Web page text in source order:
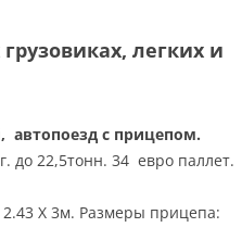
легких и
автопоезд c прицепом.
до 22,5тонн. 34 евро паллет.
Х 3м. Размеры прицепа: